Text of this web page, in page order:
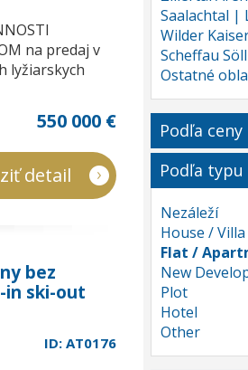
na predaj v
lyžiarskych
550 000 €
detail
bez
in ski-out
ID: AT0176
Saalachtal |
Wilder
Scheffau
Ostatné
Podľa ceny
Podľa
Nezáleží
House / Villa
Flat /
New
Plot
Hotel
Other